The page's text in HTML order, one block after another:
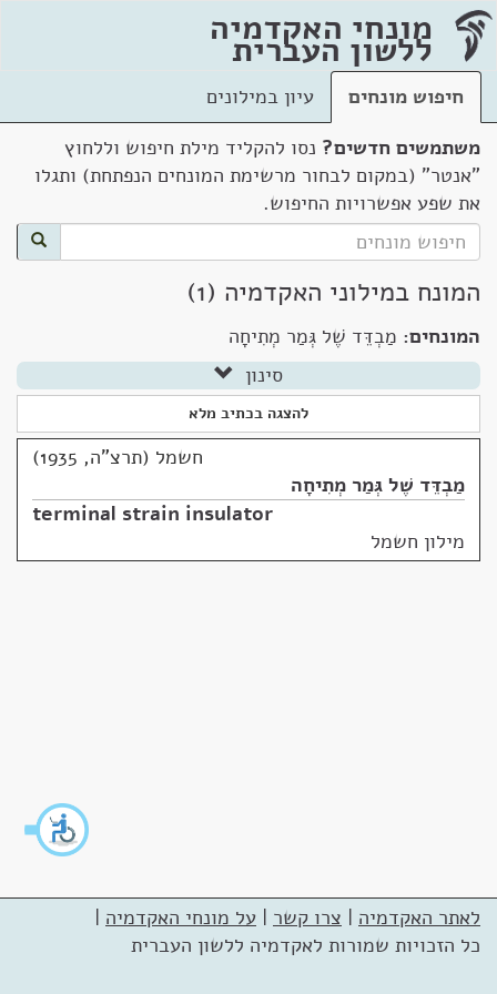
מונחי האקדמיה
ללשון העברית
חיפוש מונחים
עיון במילונים
משתמשים חדשים? נסו להקליד מילת חיפוש וללחוץ
"אנטר" (במקום לבחור מרשימת המונחים הנפתחת) ותגלו
את שפע אפשרויות החיפוש.
המונח במילוני האקדמיה (1)
המונחים: מַבְדֵּד שֶׁל גְּמַר מְתִיחָה
סינון
להצגה בכתיב מלא
חשמל (תרצ"ה, 1935)
מַבְדֵּד שֶׁל גְּמַר מְתִיחָה
terminal strain insulator
מילון חשמל
לאתר האקדמיה | צרו קשר | על מונחי האקדמיה |
כל הזכויות שמורות לאקדמיה ללשון העברית